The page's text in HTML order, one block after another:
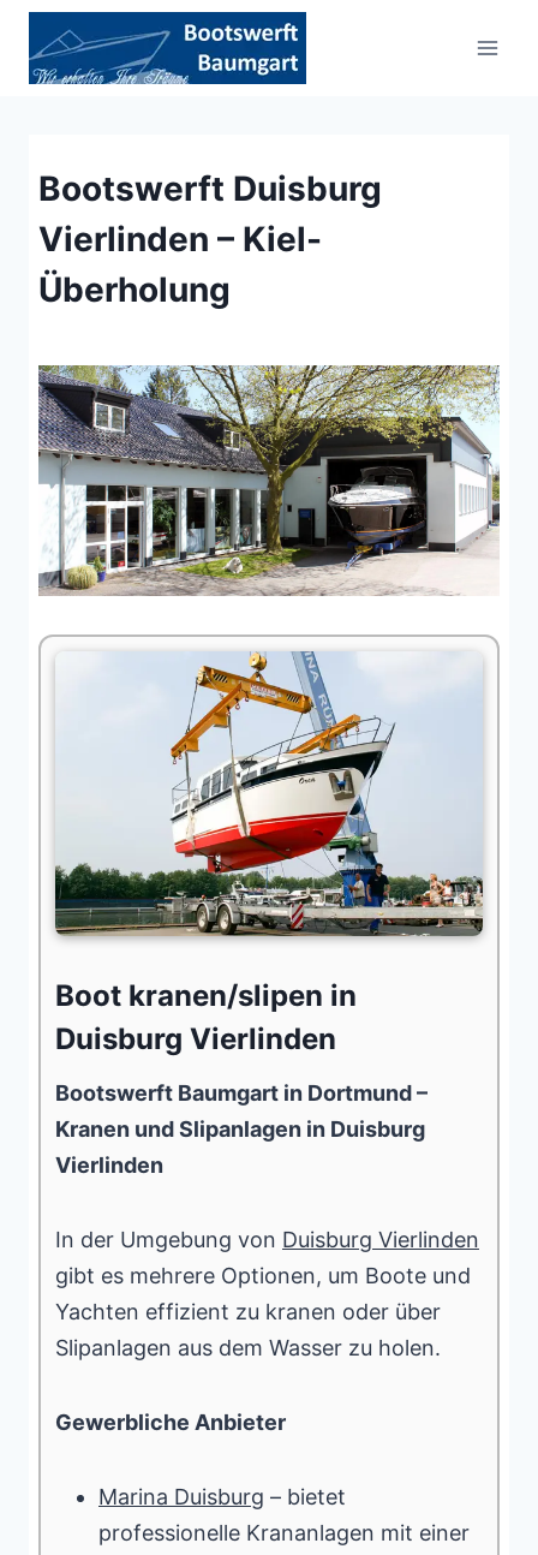
Zum
Inhalt
springen
Bootswerft Duisburg
Vierlinden – Kiel-
Überholung
Boot kranen/slipen in
Duisburg Vierlinden
Bootswerft Baumgart in Dortmund –
Kranen und Slipanlagen in Duisburg
Vierlinden
In der Umgebung von Duisburg Vierlinden
gibt es mehrere Optionen, um Boote und
Yachten effizient zu kranen oder über
Slipanlagen aus dem Wasser zu holen.
Gewerbliche Anbieter
Marina Duisburg – bietet
professionelle Krananlagen mit einer